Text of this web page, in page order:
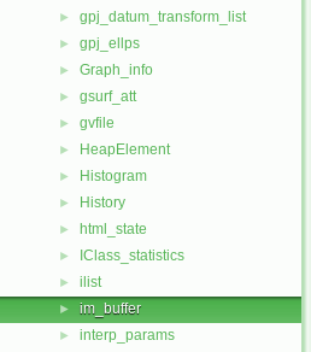
► gpj_datum_transform_list
► gpj_ellps
► Graph_info
► gsurf_att
► gvfile
► HeapElement
► Histogram
► History
► html_state
► IClass_statistics
► ilist
► im_buffer
► interp_params